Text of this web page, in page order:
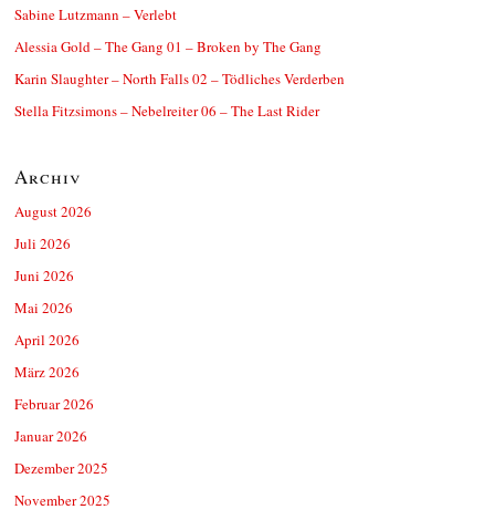
Sabine Lutzmann – Verlebt
Alessia Gold – The Gang 01 – Broken by The Gang
Karin Slaughter – North Falls 02 – Tödliches Verderben
Stella Fitzsimons – Nebelreiter 06 – The Last Rider
Archiv
August 2026
Juli 2026
Juni 2026
Mai 2026
April 2026
März 2026
Februar 2026
Januar 2026
Dezember 2025
November 2025